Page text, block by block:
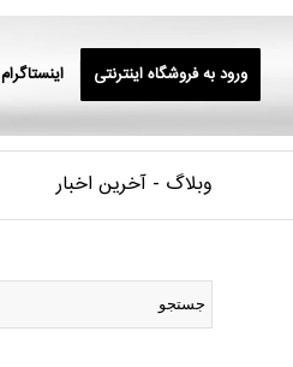
ورود به فروشگاه اینترنتی اینستاگرام
وبلاگ - آخرین اخبار